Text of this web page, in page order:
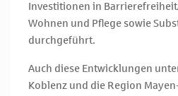
Investitionen in
Wohnen und Pflege sowie
durchgeführt.
Auch diese Entwicklungen
Koblenz und die Region